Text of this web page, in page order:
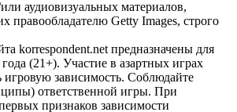
аудиовизуальных материалов,
правообладателю Getty Images, строго
korrespondent.net предназначены для
(21+). Участие в азартных играх
игровую зависимость. Соблюдайте
ответственной игры. При
признаков зависимости